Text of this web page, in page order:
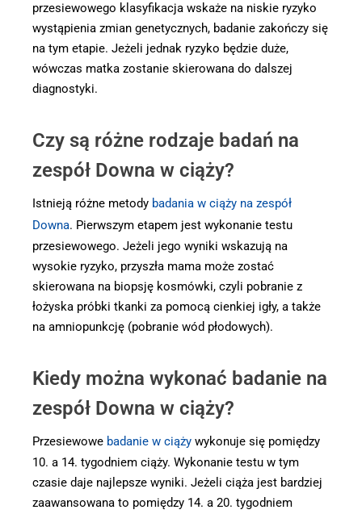
przesiewowego klasyfikacja wskaże na niskie ryzyko
wystąpienia zmian genetycznych, badanie zakończy się
na tym etapie. Jeżeli jednak ryzyko będzie duże,
wówczas matka zostanie skierowana do dalszej
diagnostyki.
Czy są różne rodzaje badań na
zespół Downa w ciąży?
Istnieją różne metody badania w ciąży na zespół
Downa. Pierwszym etapem jest wykonanie testu
przesiewowego. Jeżeli jego wyniki wskazują na
wysokie ryzyko, przyszła mama może zostać
skierowana na biopsję kosmówki, czyli pobranie z
łożyska próbki tkanki za pomocą cienkiej igły, a także
na amniopunkcję (pobranie wód płodowych).
Kiedy można wykonać badanie na
zespół Downa w ciąży?
Przesiewowe badanie w ciąży wykonuje się pomiędzy
10. a 14. tygodniem ciąży. Wykonanie testu w tym
czasie daje najlepsze wyniki. Jeżeli ciąża jest bardziej
zaawansowana to pomiędzy 14. a 20. tygodniem